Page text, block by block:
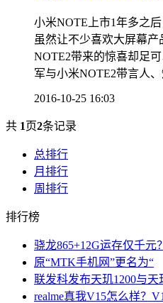
小米NOTE上市1年多之
虽然让不少喜欢大屏幕
NOTE2带来的惊喜却足
军与小米NOTE2带言人
2016-10-25 16:03
共 1页2条记录
总排行
月排行
周排行
排行榜
骁龙865+12G运存仅千元
原“MTK手机网”更名为“
联发科发布天玑1200与天
realme真我V15怎么样？